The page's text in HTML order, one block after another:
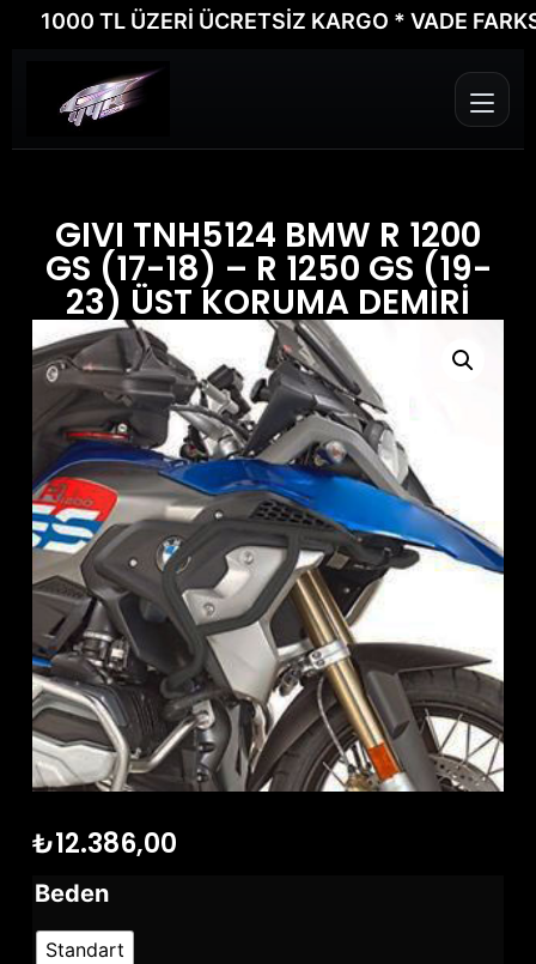
1000 TL ÜZERİ ÜCRETSİZ KARGO * VADE
GIVI TNH5124 BMW R 1200
GS (17-18) – R 1250 GS (19-
23) ÜST KORUMA DEMİRİ
₺12.386,00
Beden
Standart